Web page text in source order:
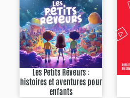
Les Petits Rêveurs :
histoires et aventures pour
enfants